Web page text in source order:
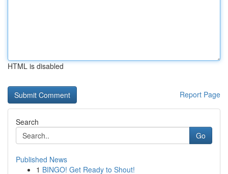
HTML is disabled
Report Page
Search
Go
Published News
1 BINGO! Get Ready to Shout!